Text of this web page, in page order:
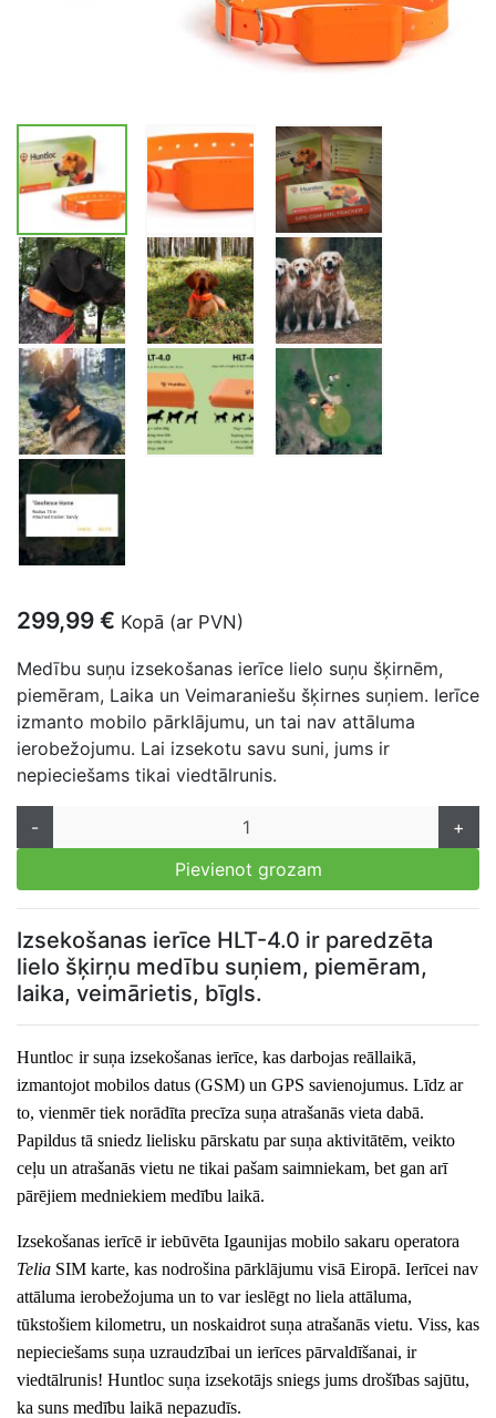
299,99 € Kopā (ar PVN)
Medību suņu izsekošanas ierīce lielo suņu šķirnēm,
piemēram, Laika un Veimaraniešu šķirnes suņiem. Ierīce
izmanto mobilo pārklājumu, un tai nav attāluma
ierobežojumu. Lai izsekotu savu suni, jums ir
nepieciešams tikai viedtālrunis.
-
+
Pievienot grozam
Izsekošanas ierīce HLT-4.0 ir paredzēta
lielo šķirņu medību suņiem, piemēram,
laika, veimārietis, bīgls.
Huntloc ir suņa izsekošanas ierīce, kas darbojas reāllaikā,
izmantojot mobilos datus (GSM) un GPS savienojumus. Līdz ar
to, vienmēr tiek norādīta precīza suņa atrašanās vieta dabā.
Papildus tā sniedz lielisku pārskatu par suņa aktivitātēm, veikto
ceļu un atrašanās vietu ne tikai pašam saimniekam, bet gan arī
pārējiem medniekiem medību laikā.
Izsekošanas ierīcē ir iebūvēta Igaunijas mobilo sakaru operatora
Telia SIM karte, kas nodrošina pārklājumu visā Eiropā. Ierīcei nav
attāluma ierobežojuma un to var ieslēgt no liela attāluma,
tūkstošiem kilometru, un noskaidrot suņa atrašanās vietu. Viss, kas
nepieciešams suņa uzraudzībai un ierīces pārvaldīšanai, ir
viedtālrunis! Huntloc suņa izsekotājs sniegs jums drošības sajūtu,
ka suns medību laikā nepazudīs.